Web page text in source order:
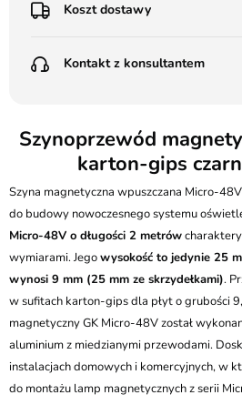
Koszt dostawy
Poczta Polska Kurier 48H - 11 zł
(od 1000 zł dla gabarytów, nie
Pobranie:
Poczta Polska Kurier 48H - 16 zł
Kurier GLS - 20 zł
Przesyłka Gabarytowa - 35 zł
Kontakt z konsultantem
Batalionów Chłopskich 12, 94-
506 336 320
kontakt@ledstyl.pl
Szynoprzewód
karton-gips
Szyna magnetyczna wpuszczana Micro-
do budowy nowoczesnego systemu
Micro-48V o długości 2 metrów
wymiarami. Jegowysokość to jedynie 25
wynosi 9 mm (25 mm ze skrzydełkami).
w sufitach karton-gips dla płyt o grubości
magnetyczny GK Micro-48V został
aluminium z miedzianymi przewodami.
instalacjach domowych i komercyjnych, w
do montażu lamp magnetycznych z serii